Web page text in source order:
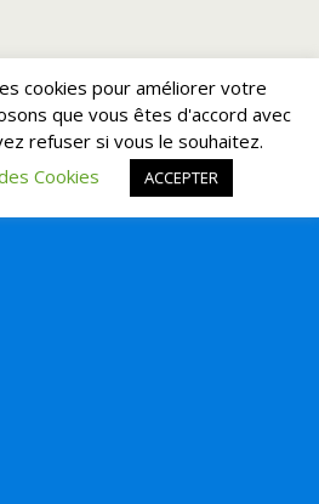
au début
Bureau
cookies pour améliorer votre
que vous êtes d'accord avec
refuser si vous le souhaitez.
Cookies
ACCEPTER